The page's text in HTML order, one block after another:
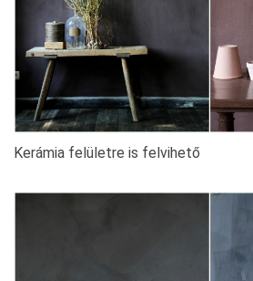
Kerámia felületre is felvihető